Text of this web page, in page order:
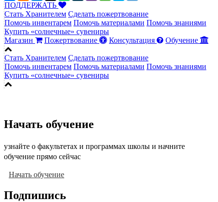
ПОДДЕРЖАТЬ
Стать Хранителем Сделать пожертвование
Помочь инвентарем Помочь материалами Помочь знаниями
Купить «солнечные» сувениры
Магазин
Пожертвование Консультация Обучение
Стать Хранителем Сделать пожертвование
Помочь инвентарем Помочь материалами Помочь знаниями
Купить «солнечные» сувениры
Начать обучение
узнайте о факультетах и программах школы и начните
обучение прямо сейчас
Начать обучение
Подпишись